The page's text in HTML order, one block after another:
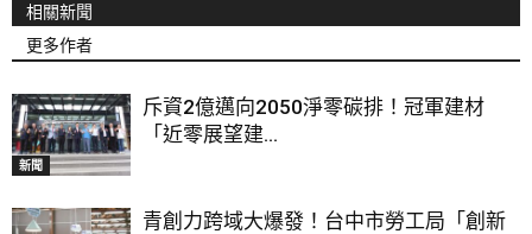
相關新聞
更多作者
新聞
斥資2億邁向2050淨零碳排！冠軍建材
「近零展望建...
青創力跨域大爆發！台中市勞工局「創新